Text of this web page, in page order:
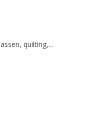
quilting,...